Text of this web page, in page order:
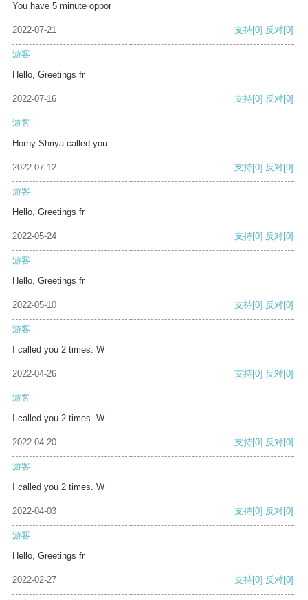
You have 5 minute oppor
2022-07-21 支持[0] 反对[0]
游客
Hello, Greetings fr
2022-07-16 支持[0] 反对[0]
游客
Horny Shriya called you
2022-07-12 支持[0] 反对[0]
游客
Hello, Greetings fr
2022-05-24 支持[0] 反对[0]
游客
Hello, Greetings fr
2022-05-10 支持[0] 反对[0]
游客
I called you 2 times. W
2022-04-26 支持[0] 反对[0]
游客
I called you 2 times. W
2022-04-20 支持[0] 反对[0]
游客
I called you 2 times. W
2022-04-03 支持[0] 反对[0]
游客
Hello, Greetings fr
2022-02-27 支持[0] 反对[0]